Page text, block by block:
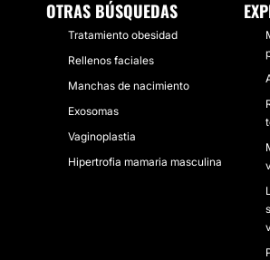
OTRAS BÚSQUEDAS
Tratamiento obesidad
Rellenos faciales
Manchas de nacimiento
Exosomas
Vaginoplastia
Hipertrofia mamaria masculina